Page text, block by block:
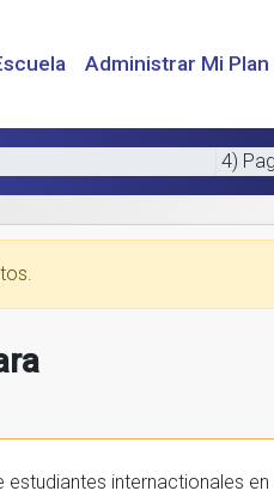
Administrar Mi Plan
4)